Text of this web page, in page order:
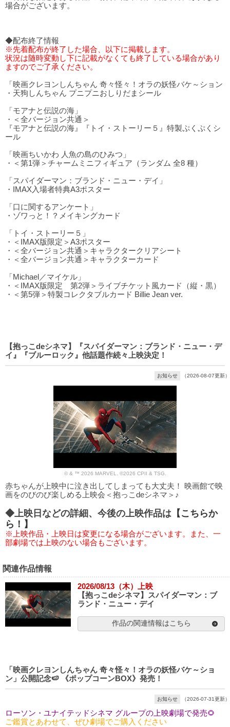
場合がございます。
◆配布終了情報
※先着配布が終了した場合、以下に掲載します。
状況は随時変動し下に記載がなくても終了している場合があり
ますのでご了承ください。
「映画クレヨンしんちゃん 奇々怪々！オラの妖怪バケ～ション
・天狗しんちゃん プニプニおしりだまシール
「モアナと伝説の海」
・＜全バージョン共通＞
『モアナと伝説の海』『トイ・ストーリー５』特製ぷくぷくシ
ール
「映画ちいかわ 人魚の島のひみつ」
・＜第1弾＞チャームミニフィギュア（ランダム 全8 種）
「スパイダーマン：ブランド・ニュー・デイ」
・IMAX入場者特典A3ポスター
「口に関するアンケート」
・ゾワっと！？メイキングカード
「トイ・ストーリー５」
・＜IMAX版限定＞A3ポスター
・＜全バージョン共通＞キャラクタークリアシート
・＜全バージョン共通＞キャラクターカード
「Michael／マイケル」
・＜IMAX版限定 第2弾＞ライブチケット風カード（縦・黒）
・＜第5弾＞特製コレクタブルカード Billie Jean ver.
【抱っこdeシネマ】『スパイダーマン：ブランド・ニュー・デ
イ』『ブルーロック』他話題作続々上映決定！
お知らせ （2026-08-07更新）
© & ™ 2026 MARVEL. ©2026 CPII & TSG.
赤ちゃんが上映中に泣き出してしまっても大丈夫！ 映画館で映
画をのびのび楽しめる上映会＜抱っこdeシネマ＞♪
◆上映日などの詳細、今後の上映作品は 【こちらか
ら！】
※上映作品・上映日は変更になる場合がございます。また、一
部劇場では上映のない場合もございます。
関連作品情報
2026/08/13（木）上映
【抱っこdeシネマ】スパイダーマン：ブ
ランド・ニュー・デイ
作品の関連情報はこちら
「映画クレヨンしんちゃん 奇々怪々！オラの妖怪バケ～ショ
ン」公開記念🍉 《ポップコーンBOX》発売！
お知らせ （2026-07-31更新）
ローソン・ユナイテッドシネマ グループの上映劇場で発売🌻
ご鑑賞とあわせて、ぜひ劇場でご購入ください